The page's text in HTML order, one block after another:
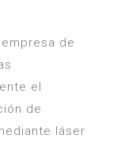
empresa de
el
de
láser